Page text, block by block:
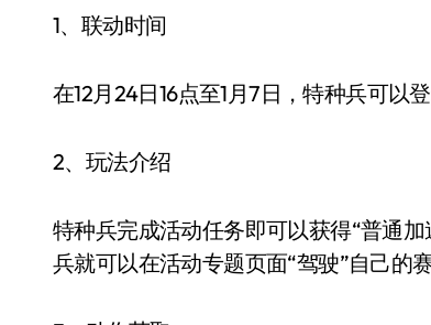
1、联动时间
在12月24日16点至1月7日，特种兵可以
2、玩法介绍
特种兵完成活动任务即可以获得“普通
兵就可以在活动专题页面“驾驶”自己的